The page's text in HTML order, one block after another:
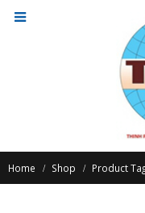
Home Shop Product